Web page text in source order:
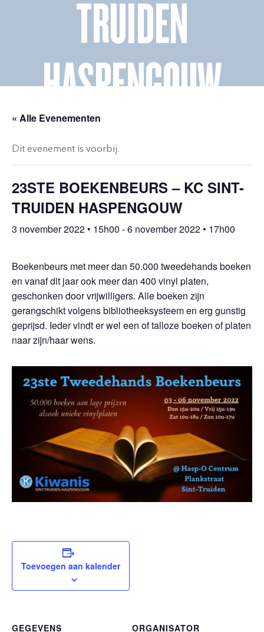
TRUIDEN
HASPENGOUW
« Alle Evenementen
Dit evenement is voorbij.
23STE BOEKENBEURS – KC SINT-
TRUIDEN HASPENGOUW
3 november 2022 • 15h00 -6 november 2022 • 17h00
Boekenbeurs met meer dan 50.000 tweedehands boeken
en vanaf dit jaar ook meer dan 400 vinyl platen,
geschonken door vrijwilligers. Alle boeken zijn
gerangschikt volgens bibliotheeksysteem en erg gunstig
geprijsd. Ieder vindt er wel een of talloze boeken of platen
naar zijn/haar wens.
Toevoegen aan kalender
GEGEVENS
ORGANISATOR